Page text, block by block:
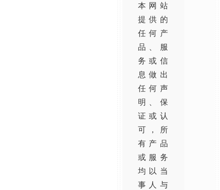
本网站
提供的
任何产
品、服
务或信
息做出
任何声
明、保
证或认
可，所
有产品
或服务
均以当
事人与